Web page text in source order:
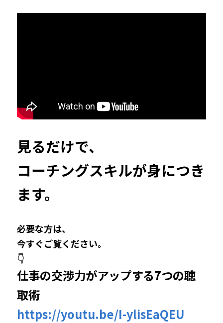
見るだけで、
コーチングスキルが身につき
ます。
必要な方は、
今すぐご覧ください。
👇
仕事の交渉力がアップする7つの聴
取術
https://youtu.be/I-ylisEaQEU